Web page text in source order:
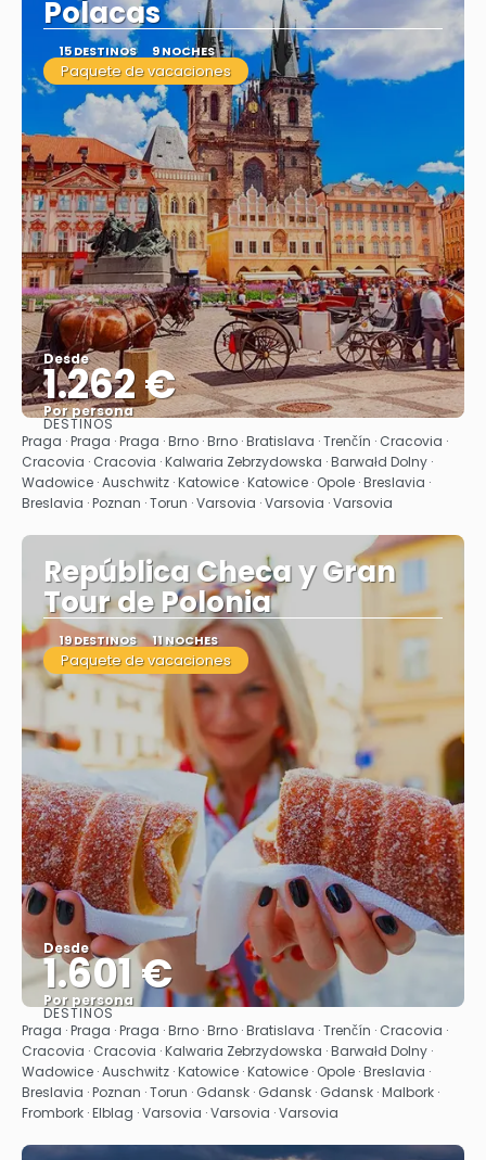
Polacas
15 DESTINOS 9 NOCHES
Paquete de vacaciones
Desde
1.262 €
Por persona
Ver
DESTINOS
Praga · Praga · Praga · Brno · Brno · Bratislava · Trenčín · Cracovia ·
Cracovia · Cracovia · Kalwaria Zebrzydowska · Barwałd Dolny ·
Wadowice · Auschwitz · Katowice · Katowice · Opole · Breslavia ·
Breslavia · Poznan · Torun · Varsovia · Varsovia · Varsovia
República Checa y Gran
Tour de Polonia
19 DESTINOS 11 NOCHES
Paquete de vacaciones
Desde
1.601 €
Por persona
Ver
DESTINOS
Praga · Praga · Praga · Brno · Brno · Bratislava · Trenčín · Cracovia ·
Cracovia · Cracovia · Kalwaria Zebrzydowska · Barwałd Dolny ·
Wadowice · Auschwitz · Katowice · Katowice · Opole · Breslavia ·
Breslavia · Poznan · Torun · Gdansk · Gdansk · Gdansk · Malbork ·
Frombork · Elblag · Varsovia · Varsovia · Varsovia